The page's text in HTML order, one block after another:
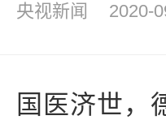
央视新闻 2020-
国医济世，